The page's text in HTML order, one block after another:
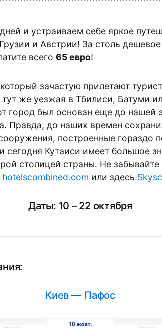
и устраиваем себе яркое
и Австрии! За столь
всего 65 евро!
зачастую прилетают
тут же уезжая в Тбилиси, Батуми
город был основан еще до нашей
Правда, до наших времен
построенные гораздо
сегодня Кутаиси имеет большое
столицей страны. Не
hotelscombined.com или здесь
Даты: 10 – 22 октября
Киев — Пафос